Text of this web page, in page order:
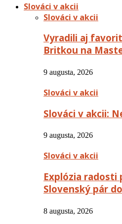
Slováci v akcii
Slováci v akcii
Vyradili aj
Britkou na
9 augusta, 2026
Slováci v akcii
Slováci v akcii:
9 augusta, 2026
Slováci v akcii
Explózia radosti
Slovenský pár
8 augusta, 2026